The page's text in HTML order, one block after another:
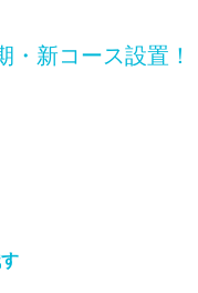
・新コース設置